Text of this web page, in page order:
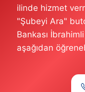
ilinde hizmet
"Şubeyi Ara"
Bankası
aşağıdan